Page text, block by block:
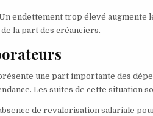
endettement trop élevé augmente
la part des créanciers.
une part importante des
Les suites de cette situation
de revalorisation salariale